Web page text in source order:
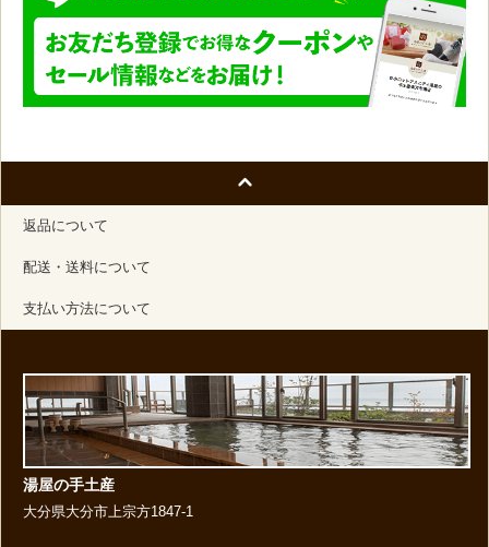
返品について
配送・送料について
支払い方法について
湯屋の手土産
大分県大分市上宗方1847-1